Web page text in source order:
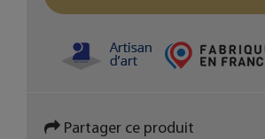
Partager ce produit